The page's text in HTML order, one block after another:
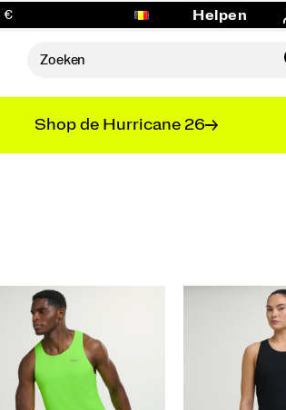
€ Helpen
Shop de Hurricane 26